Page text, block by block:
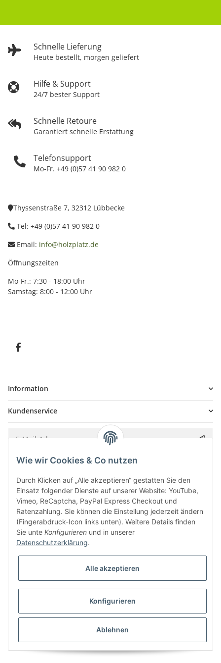
Schnelle Lieferung
Heute bestellt, morgen geliefert
Hilfe & Support
24/7 bester Support
Schnelle Retoure
Garantiert schnelle Erstattung
Telefonsupport
Mo-Fr. +49 (0)57 41 90 982 0
Thyssenstraße 7, 32312 Lübbecke
Tel: +49 (0)57 41 90 982 0
Email: info@holzplatz.de
Öffnungszeiten
Mo-Fr.: 7:30 - 18:00 Uhr
Samstag: 8:00 - 12:00 Uhr
Information
Kundenservice
Bitte senden Sie mir entsprechend IhrerDatenschutzerklärung
* Alle Preise inkl. gesetzlicher USt., zzgl.
Besucherzähler: 5851448
UmsetzungVlarom E-Commerce Agentur| Powered byJTL-Shop|
CLEARIX JTL-Shop Template
Wie wir Cookies & Co nutzen
Durch Klicken auf „Alle akzeptieren“ gestatten Sie den
Einsatz folgender Dienste auf unserer Website: YouTube,
Vimeo, ReCaptcha, PayPal Express Checkout und
Ratenzahlung. Sie können die Einstellung jederzeit ändern
(Fingerabdruck-Icon links unten). Weitere Details finden
Sie unte Konfigurieren und in unserer
Datenschutzerklärung.
Alle akzeptieren
Konfigurieren
Ablehnen